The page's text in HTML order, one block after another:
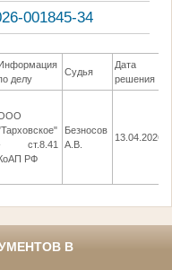
001845-34
делу
Судья
Дата
решения
ст.8.41
РФ
Безносов
А.В.
13.04.2026
В